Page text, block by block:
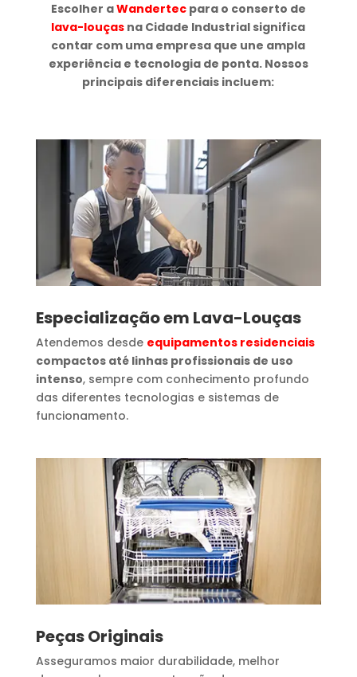
Escolher aWandertecpara o conserto de
lava-louças na Cidade Industrial significa
contar com uma empresa que une ampla
experiência e tecnologia de ponta. Nossos
principais diferenciais incluem:
Especialização em Lava-Louças
Atendemos desde equipamentos residenciais
compactos até linhas profissionais de uso
intenso, sempre com conhecimento profundo
das diferentes tecnologias e sistemas de
funcionamento.
Peças Originais
Asseguramos maior durabilidade, melhor